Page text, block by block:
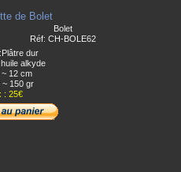
Bolet
Réf: CH-BOLE62
dur
alkyde
~ 12 cm
~ 150 gr
: 25€